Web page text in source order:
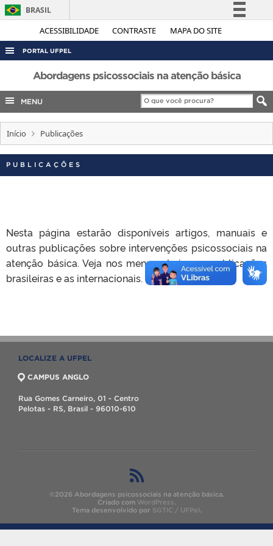
ACESSIBILIDADE CONTRASTE MAPA DO SITE
BRASIL
Simplifique!
Acesso à informação
Legislação
Canais
PORTAL UFPEL
ACESSO À INFORMAÇÃO
AUDITORIA
COBALTO
CONCURSOS
EDITAIS
INTERNACIONAL
TELEFONES
Abordagens psicossociais na atenção básica
MENU
Início Publicações
PUBLICAÇÕES
Nesta página estarão disponíveis artigos, manuais e
outras publicações sobre intervenções psicossociais na
atenção básica. Veja nos menus abaixo as publicações
brasileiras e as internacionais.
LOCALIZE A UFPEL
CAMPUS ANGLO
Rua Gomes Carneiro, 01 - Centro
Pelotas - RS, Brasil - 96010-610
©2026 Abordagens psicossociais na atenção básica.
Criado com WordPress.
Tema desenvolvido por SGTIC / UFPel.